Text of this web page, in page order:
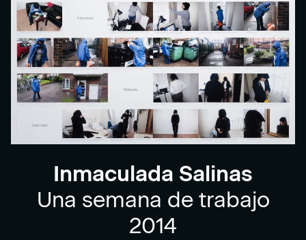
Inmaculada Salinas
Una semana de trabajo
2014